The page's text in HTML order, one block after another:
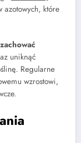
azotowych, które
zachować
uniknąć
Regularne
wzrostowi,